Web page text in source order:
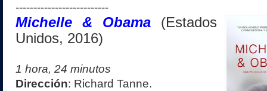
--------------------------
Michelle & Obama
(Estados
Unidos, 2016)
1 hora, 24 minutos
Dirección: Richard Tanne.